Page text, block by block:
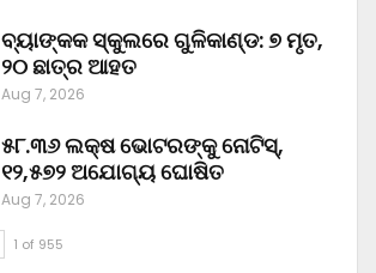
ବ୍ୟାଙ୍କକ ସ୍କୁଲରେ ଗୁଳିକାଣ୍ଡ: ୭ ମୃତ,
୨୦ ଛାତ୍ର ଆହତ
Aug 7, 2026
୫୮.୩୬ ଲକ୍ଷ ଭୋଟରଙ୍କୁ ନୋଟିସ୍‌,
୧୨,୫୭୨ ଅଯୋଗ୍ୟ ଘୋଷିତ
Aug 7, 2026
1 of 955